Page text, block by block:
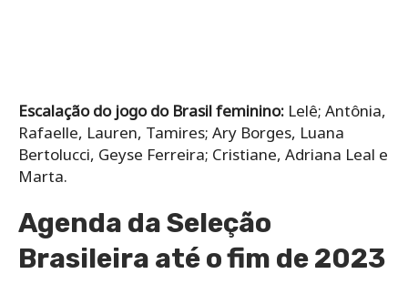
Escalação do jogo do Brasil feminino: Lelê; Antônia,
Rafaelle, Lauren, Tamires; Ary Borges, Luana
Bertolucci, Geyse Ferreira; Cristiane, Adriana Leal e
Marta.
Agenda da Seleção
Brasileira até o fim de 2023